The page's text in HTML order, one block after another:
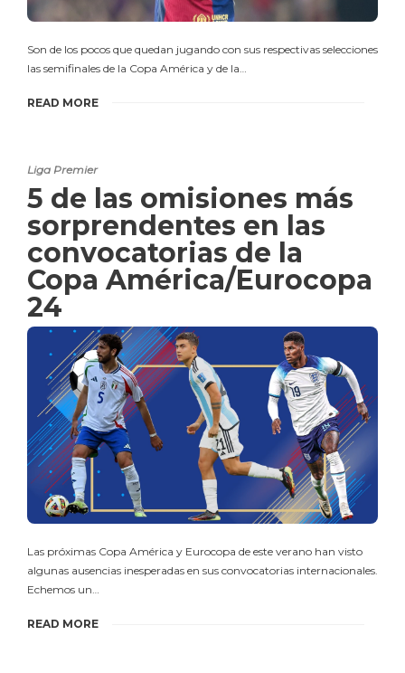
Son de los pocos que quedan jugando con sus respectivas selecciones
las semifinales de la Copa América y de la…
READ MORE
Liga Premier
5 de las omisiones más
sorprendentes en las
convocatorias de la
Copa América/Eurocopa
24
Las próximas Copa América y Eurocopa de este verano han visto
algunas ausencias inesperadas en sus convocatorias internacionales.
Echemos un…
READ MORE